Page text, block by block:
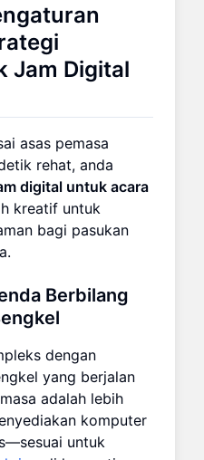
Jam Digital
asas pemasa
rehat, anda
digital untuk acara
kreatif untuk
bagi pasukan
Berbilang
dengan
yang berjalan
adalah lebih
komputer
untuk